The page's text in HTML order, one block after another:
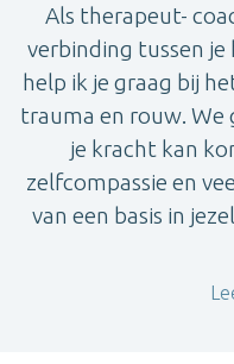
Als therapeut-
verbinding tussen
help ik je graag bij
trauma en rouw. We
je kracht kan
zelfcompassie en
van een basis in